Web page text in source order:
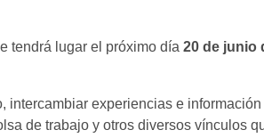
tendrá lugar el próximo día 20 de junio
experiencias e
de trabajo y otros diversos vínculos